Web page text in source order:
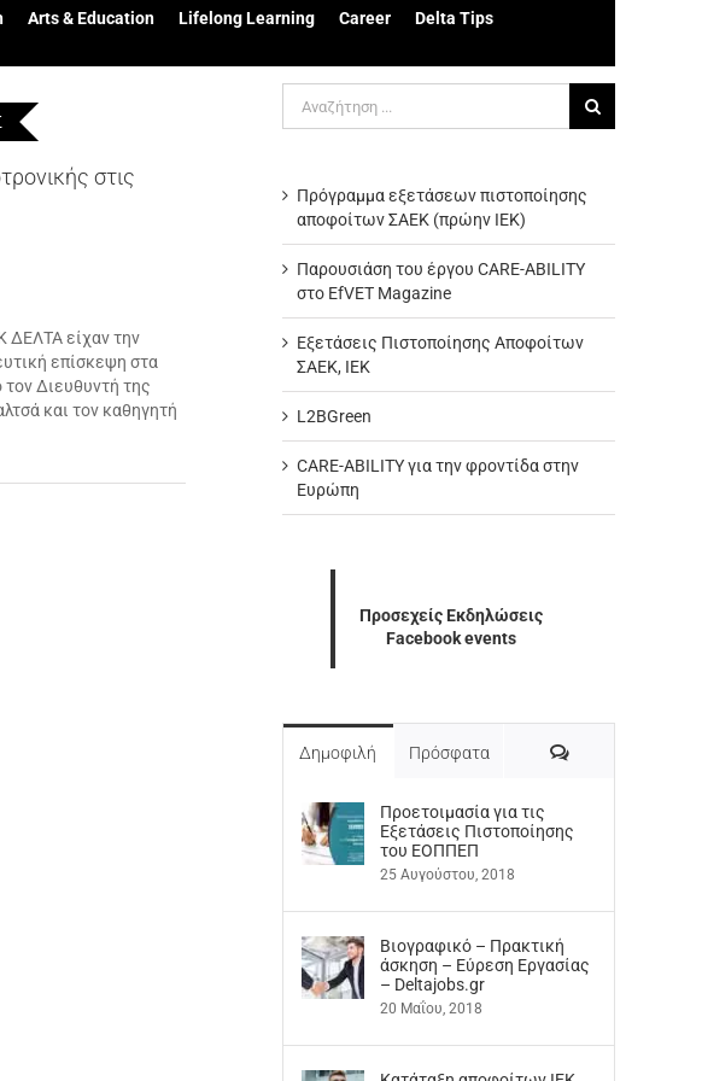
Arts & Education Lifelong Learning Career Delta Tips
στις
ΔΕΛΤΑ είχαν την
επίσκεψη στα
Διευθυντή της
και τον καθηγητή
για:
Πρόγραμμα εξετάσεων πιστοποίησης
αποφοίτων ΣΑΕΚ (πρώην ΙΕΚ)
Παρουσιάση του έργου CARE-ABILITY
στο EfVET Magazine
Εξετάσεις Πιστοποίησης Αποφοίτων
ΣΑΕΚ, ΙΕΚ
L2BGreen
CARE-ABILITY για την φροντίδα στην
Ευρώπη
Προσεχείς Εκδηλώσεις
Facebook events
Δημοφιλή Πρόσφατα Σχόλια
Προετοιμασία για τις
Εξετάσεις Πιστοποίησης
του ΕΟΠΠΕΠ
25 Αυγούστου, 2018
Βιογραφικό – Πρακτική
άσκηση – Εύρεση Εργασίας
– Deltajobs.gr
20 Μαΐου, 2018